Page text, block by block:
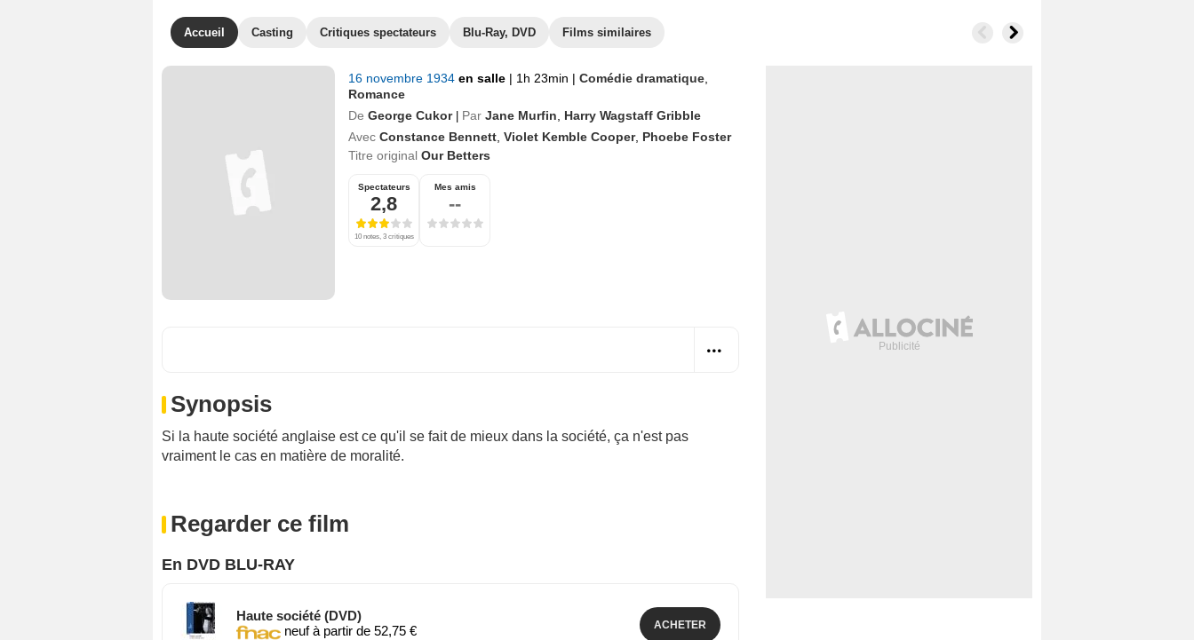
Accueil Casting Critiques spectateurs Blu-Ray, DVD Films similaires
16 novembre 1934 en salle | 1h 23min | Comédie dramatique
Romance
De George Cukor Par Jane Murfin
Harry Wagstaff Gribble
Avec Constance Bennett Violet Kemble Cooper, Phoebe Foster
Titre original Our Betters
Spectateurs
2,8
10 notes, 3 critiques
Mes amis
--
Synopsis
Si la haute société anglaise est ce qu'il se fait de mieux dans la société, ça n'est pas
vraiment le cas en matière de moralité.
Regarder ce film
En DVD BLU-RAY
Haute société (DVD)
neuf à partir de 52,75 €
ACHETER